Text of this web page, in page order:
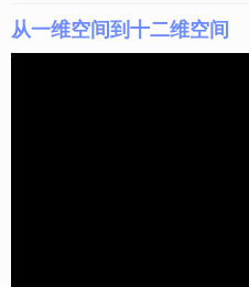
从一维空间到十二维空间